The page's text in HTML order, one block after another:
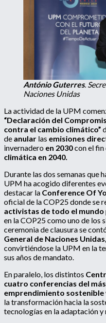
António Guterres.
Naciones Unidas
La actividad de la UPM
“Declaración del
contra el cambio climático”
de anular las emisiones
invernadero en 2030con el fin
climática en 2040.
Durante las dos semanas que
UPM ha acogido diferentes
destacar la Conference Of
oficial de la COP25 donde se
activistas de todo el mundo
en la COP25 como uno de los
ceremonia de clausura se
General de Naciones
convirtiéndose la UPM en la
sus años de mandato.
En paralelo, los distintos
cuatro conferencias del
emprendimiento sostenible
la transformación hacia la
tecnologías en la adaptación